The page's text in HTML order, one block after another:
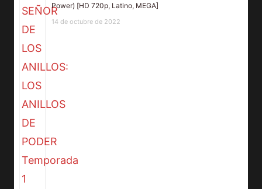
Power) [HD 720p, Latino, MEGA]
14 de octubre de 2022